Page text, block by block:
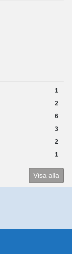
1
2
6
3
2
1
Visa alla